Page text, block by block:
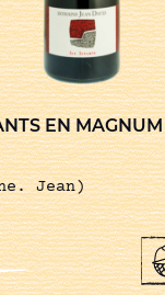
EN
Jean)